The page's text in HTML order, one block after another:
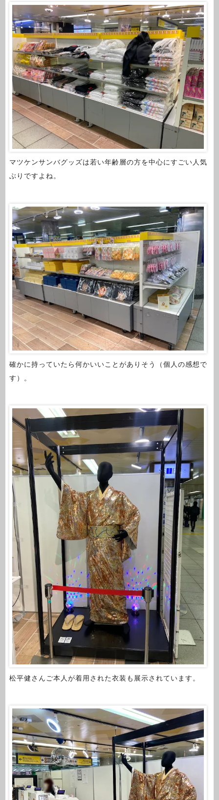
マツケンサンバグッズは若い年齢層の方を中心にすごい人気
ぶりですよね。
確かに持っていたら何かいいことがありそう（個人の感想で
す）。
松平健さんご本人が着用された衣装も展示されています。